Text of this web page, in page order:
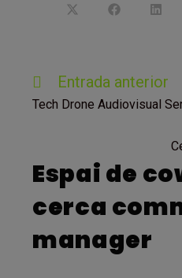
Opens
Opens
Opens
Llegeix
més
articles
Entrada anterior
Tech Drone Audiovisual
Espai de
cerca
manager